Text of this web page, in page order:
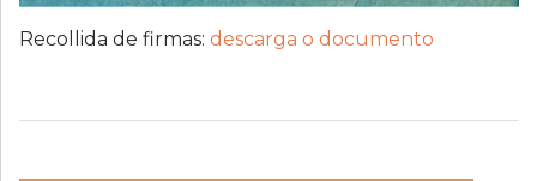
Recollida de firmas: descarga o documento